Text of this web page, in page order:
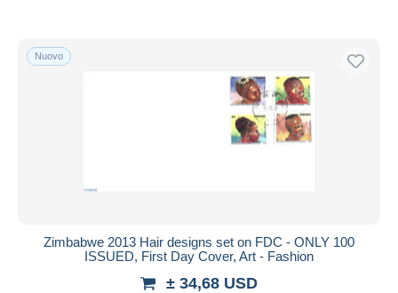
Nuovo
Zimbabwe 2013 Hair designs set on FDC - ONLY 100
ISSUED, First Day Cover, Art - Fashion
± 34,68 USD